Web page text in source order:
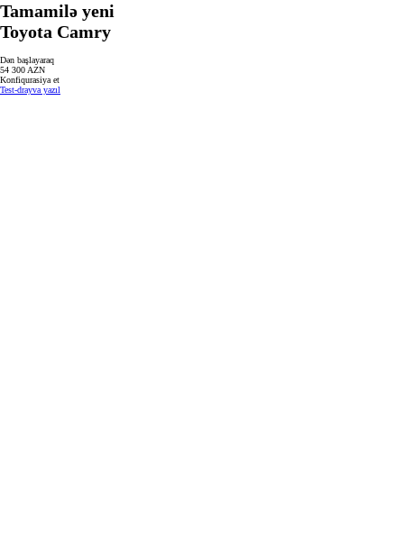
Tamamilə yeni
Toyota Camry
Dən başlayaraq
54 300 AZN
Konfiqurasiya et
Test-drayva yazıl